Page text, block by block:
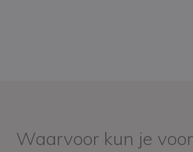
Waarvoor kun je